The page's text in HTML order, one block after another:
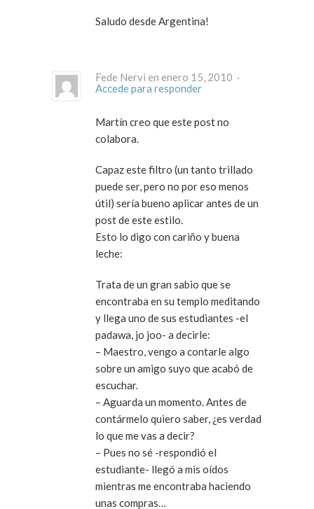
Saludo desde Argentina!
Fede Nervi en enero 15, 2010 ·
Accede para responder
Martín creo que este post no
colabora.
Capaz este filtro (un tanto trillado
puede ser, pero no por eso menos
útil) sería bueno aplicar antes de un
post de este estilo.
Esto lo digo con cariño y buena
leche:
Trata de un gran sabio que se
encontraba en su templo meditando
y llega uno de sus estudiantes -el
padawa, jo joo- a decirle:
– Maestro, vengo a contarle algo
sobre un amigo suyo que acabó de
escuchar.
– Aguarda un momento. Antes de
contármelo quiero saber, ¿es verdad
lo que me vas a decir?
– Pues no sé -respondió el
estudiante- llegó a mis oídos
mientras me encontraba haciendo
unas compras…